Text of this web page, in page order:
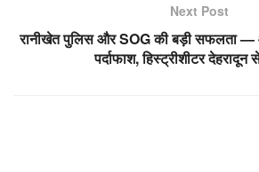
Next Post
रानीखेत पुलिस और SOG की बड़ी सफलता —
पर्दाफाश, हिस्ट्रीशीटर देहरादून